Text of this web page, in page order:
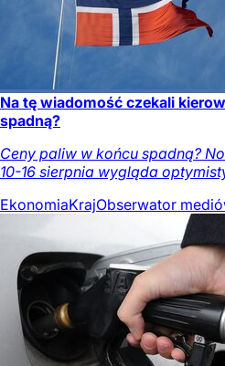
Na tę wiadomość czekali
spadną?
Ceny paliw w końcu spadną?
10-16 sierpnia wygląda
EkonomiaKrajObserwator